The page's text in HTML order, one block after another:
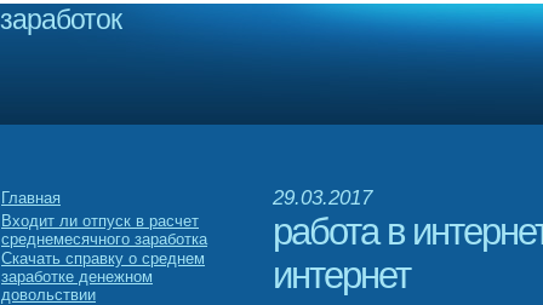
заработок
Главная
Входит ли отпуск в расчет
среднемесячного заработка
Скачать справку о среднем
заработке денежном
довольствии
29.03.2017
работа в
интернет